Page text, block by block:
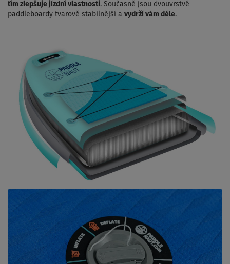
tím zlepšuje jízdní vlastnosti. Současně jsou dvouvrstvé
paddleboardy tvarově stabilnější a vydrží vám déle.